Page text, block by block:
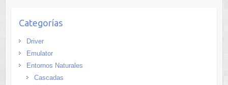
Categorías
Driver
Emulator
Entornos Naturales
Cascadas